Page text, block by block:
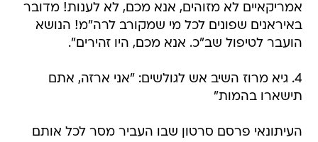
אמריקאיים לא מזוהים, אנא מכם, לא לענות! מדובר
באיראנים שפונים לכל מי שמקורב לרה"מ! הנושא
הועבר לטיפול שב"כ. אנא מכם, היו זהירים".
4. גיא מרוז השיב אש לגולשים: "אני ארזה, אתם
תישארו בהמות"
העיתונאי פרסם סרטון שבו העביר מסר לכל אותם